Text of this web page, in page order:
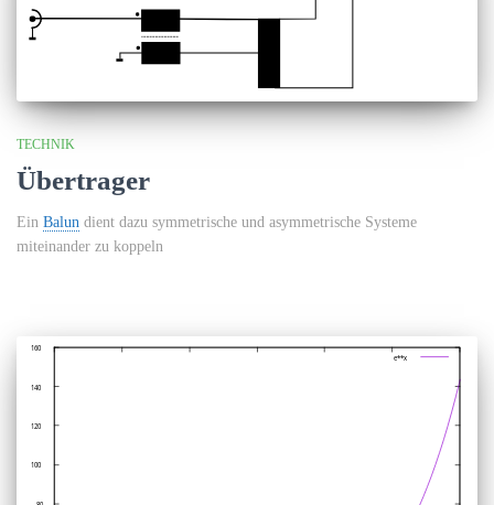
TECHNIK
Übertrager
Ein Balun dient dazu symmetrische und asymmetrische Systeme
miteinander zu koppeln